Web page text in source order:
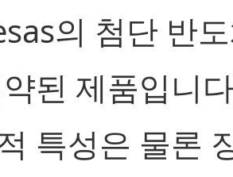
의 첨단 반
된 제품입니
특성은 물론